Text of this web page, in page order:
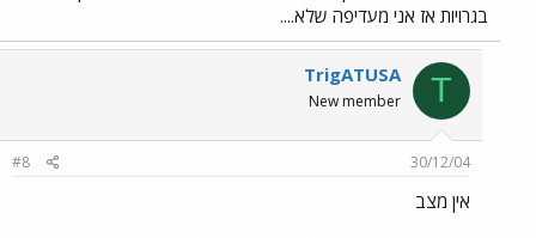
בגרויות אז אני מעדיפה שלא....
T
TrigATUSA
New member
30/12/04
#8
אין מצב